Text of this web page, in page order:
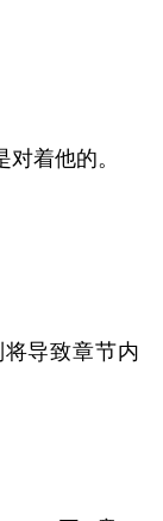
着他的。
导致章节内